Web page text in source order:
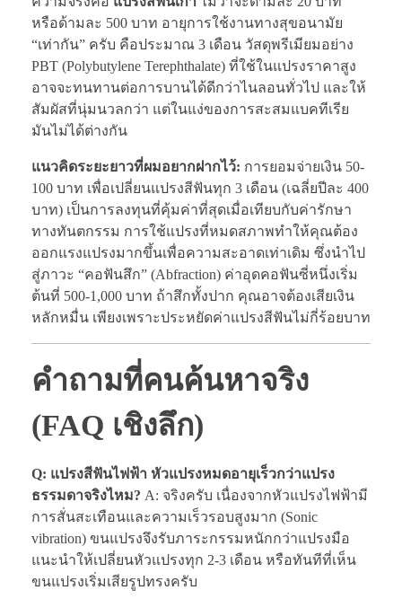
หรือด้ามละ 500 บาท อายุการใช้งานทางสุขอนามัย
“เท่ากัน” ครับ คือประมาณ 3 เดือน วัสดุพรีเมียมอย่าง
PBT (Polybutylene Terephthalate) ที่ใช้ในแปรงราคาสูง
อาจจะทนทานต่อการบานได้ดีกว่าไนลอนทั่วไป และให้
สัมผัสที่นุ่มนวลกว่า แต่ในแง่ของการสะสมแบคทีเรีย
มันไม่ได้ต่างกัน
แนวคิดระยะยาวที่ผมอยากฝากไว้: การยอมจ่ายเงิน 50-
100 บาท เพื่อเปลี่ยนแปรงสีฟันทุก 3 เดือน (เฉลี่ยปีละ 400
บาท) เป็นการลงทุนที่คุ้มค่าที่สุดเมื่อเทียบกับค่ารักษา
ทางทันตกรรม การใช้แปรงที่หมดสภาพทำให้คุณต้อง
ออกแรงแปรงมากขึ้นเพื่อความสะอาดเท่าเดิม ซึ่งนำไป
สู่ภาวะ “คอฟันสึก” (Abfraction) ค่าอุดคอฟันซี่หนึ่งเริ่ม
ต้นที่ 500-1,000 บาท ถ้าสึกทั้งปาก คุณอาจต้องเสียเงิน
หลักหมื่น เพียงเพราะประหยัดค่าแปรงสีฟันไม่กี่ร้อยบาท
คำถามที่คนค้นหาจริง
(FAQ เชิงลึก)
Q: แปรงสีฟันไฟฟ้า หัวแปรงหมดอายุเร็วกว่าแปรง
ธรรมดาจริงไหม? A: จริงครับ เนื่องจากหัวแปรงไฟฟ้ามี
การสั่นสะเทือนและความเร็วรอบสูงมาก (Sonic
vibration) ขนแปรงจึงรับภาระกรรมหนักกว่าแปรงมือ
แนะนำให้เปลี่ยนหัวแปรงทุก 2-3 เดือน หรือทันทีที่เห็น
ขนแปรงเริ่มเสียรูปทรงครับ